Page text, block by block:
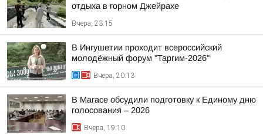
отдыха в горном Джейрахе
Вчера, 23:15
В Ингушетии проходит всероссийский
молодёжный форум "Таргим-2026"
Вчера, 20:13
В Магасе обсудили подготовку к Единому дню
голосования – 2026
Вчера, 19:10